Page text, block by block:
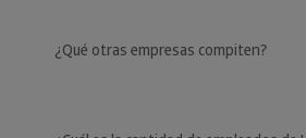
¿Qué otras empresas compiten?